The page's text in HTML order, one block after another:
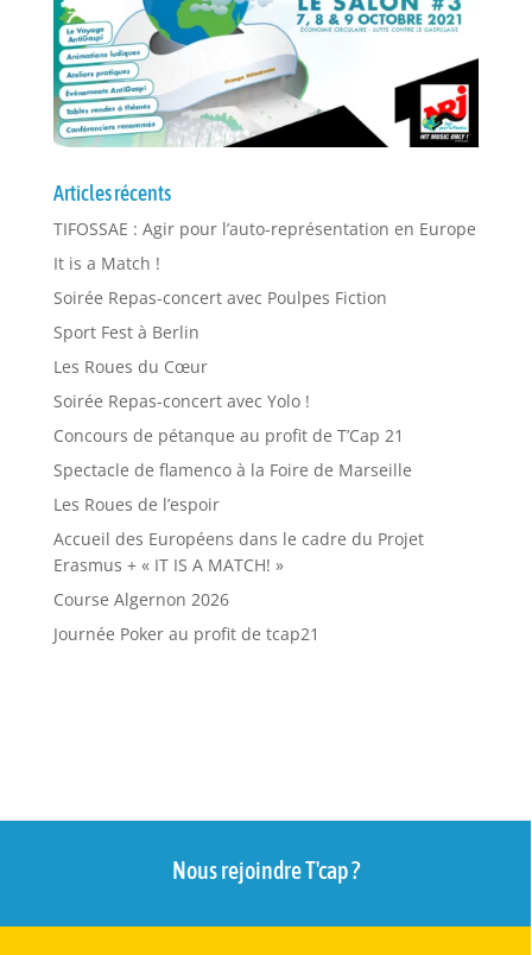
Articles récents
TIFOSSAE : Agir pour l’auto-représentation en Europe
It is a Match !
Soirée Repas-concert avec Poulpes Fiction
Sport Fest à Berlin
Les Roues du Cœur
Soirée Repas-concert avec Yolo !
Concours de pétanque au profit de T’Cap 21
Spectacle de flamenco à la Foire de Marseille
Les Roues de l’espoir
Accueil des Européens dans le cadre du Projet
Erasmus + « IT IS A MATCH! »
Course Algernon 2026
Journée Poker au profit de tcap21
Nous rejoindre T'cap ?